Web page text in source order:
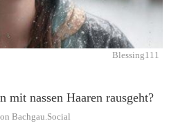
Blessing111
mit nassen Haaren rausgeht?
Bachgau.Social